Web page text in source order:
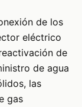
de los
eléctrico
de
de agua
las
gas